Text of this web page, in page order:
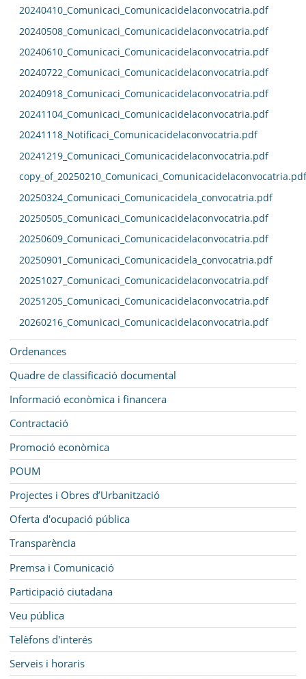
20240410_Comunicaci_Comunicacidelaconvocatria.pdf
20240508_Comunicaci_Comunicacidelaconvocatria.pdf
20240610_Comunicaci_Comunicacidelaconvocatria.pdf
20240722_Comunicaci_Comunicacidelaconvocatria.pdf
20240918_Comunicaci_Comunicacidelaconvocatria.pdf
20241104_Comunicaci_Comunicacidelaconvocatria.pdf
20241118_Notificaci_Comunicacidelaconvocatria.pdf
20241219_Comunicaci_Comunicacidelaconvocatria.pdf
copy_of_20250210_Comunicaci_Comunicacidelaconvocatria.pdf
20250324_Comunicaci_Comunicacidela_convocatria.pdf
20250505_Comunicaci_Comunicacidelaconvocatria.pdf
20250609_Comunicaci_Comunicacidelaconvocatria.pdf
20250901_Comunicaci_Comunicacidela_convocatria.pdf
20251027_Comunicaci_Comunicacidelaconvocatria.pdf
20251205_Comunicaci_Comunicacidelaconvocatria.pdf
20260216_Comunicaci_Comunicacidelaconvocatria.pdf
Ordenances
Quadre de classificació documental
Informació econòmica i financera
Contractació
Promoció econòmica
POUM
Projectes i Obres d’Urbanització
Oferta d'ocupació pública
Transparència
Premsa i Comunicació
Participació ciutadana
Veu pública
Telèfons d'interés
Serveis i horaris